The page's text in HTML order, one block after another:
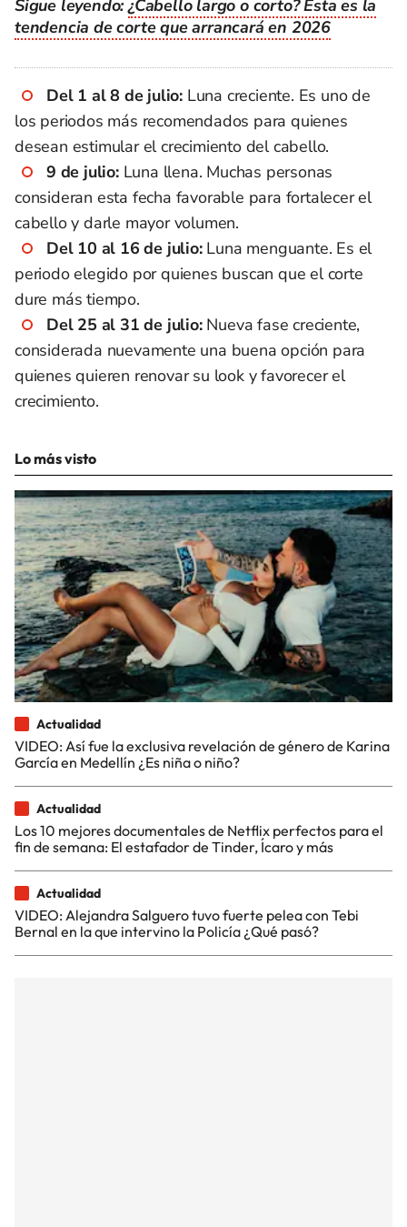
Sigue leyendo:¿Cabello largo o corto? Esta es la
tendencia de corte que arrancará en 2026
Del 1 al 8 de julio: Luna creciente. Es uno de
los periodos más recomendados para quienes
desean estimular el crecimiento del cabello.
9 de julio:Luna llena. Muchas personas
consideran esta fecha favorable para fortalecer el
cabello y darle mayor volumen.
Del 10 al 16 de julio:Luna menguante. Es el
periodo elegido por quienes buscan que el corte
dure más tiempo.
Del 25 al 31 de julio:Nueva fase creciente,
considerada nuevamente una buena opción para
quienes quieren renovar su look y favorecer el
crecimiento.
Lo más visto
Actualidad
VIDEO: Así fue la exclusiva revelación de género de Karina
García en Medellín ¿Es niña o niño?
Actualidad
Los 10 mejores documentales de Netflix perfectos para el
fin de semana: El estafador de Tinder, Ícaro y más
Actualidad
VIDEO: Alejandra Salguero tuvo fuerte pelea con Tebi
Bernal en la que intervino la Policía ¿Qué pasó?